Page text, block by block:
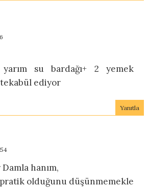
su bardağı+ 2 yemek
tekabül ediyor
Yanıtla
hanım,
olduğunu düşünmemekle